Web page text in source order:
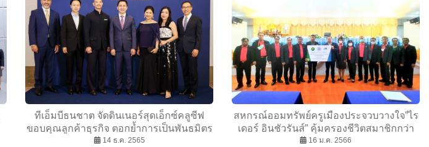
ทีเอ็มบีธนชาต จัดดินเนอร์สุดเอ็กซ์คลูซีฟ
ขอบคุณลูกค้าธุรกิจ ตอกย้ำการเป็นพันธมิตร
ช่วยให้ลูกค้าเติบโตอย่างยั่งยืน
14 ธ.ค. 2565
สหกรณ์ออมทรัพย์ครูเมืองประจวบวางใจ”ไร
เดอร์ อินชัวรันส์” คุ้มครองชีวิตสมาชิกกว่า
5000 คน ทุนสูงสุด 5 ล้านบาทต่อราย
16 ม.ค. 2566